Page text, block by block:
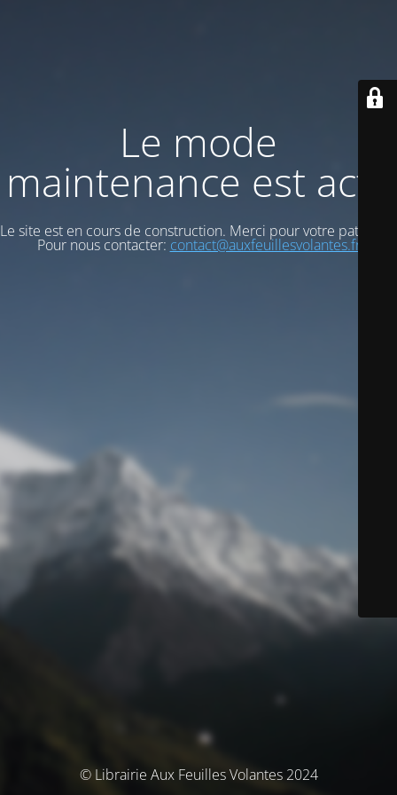
Le mode
maintenance est actif
Le site est en cours de construction. Merci pour votre patience.
Pour nous contacter: contact@auxfeuillesvolantes.fr
© Librairie Aux Feuilles Volantes 2024